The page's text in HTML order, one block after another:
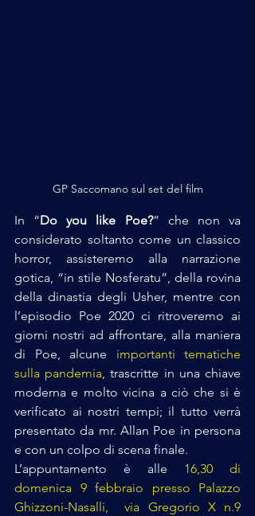
GP Saccomano sul set del film
In “Do you like Poe?” che non va
considerato soltanto come un classico
horror, assisteremo alla narrazione
gotica, “in stile Nosferatu”, della rovina
della dinastia degli Usher, mentre con
l’episodio Poe 2020 ci ritroveremo ai
giorni nostri ad affrontare, alla maniera
di Poe, alcune importanti tematiche
sulla pandemia, trascritte in una chiave
moderna e molto vicina a ciò che si è
verificato ai nostri tempi; il tutto verrà
presentato da mr. Allan Poe in persona
e con un colpo di scena finale.
L’appuntamento è alle 16,30 di
domenica 9 febbraio presso Palazzo
Ghizzoni-Nasalli,  via Gregorio X n.9